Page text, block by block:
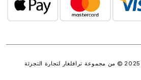
ترافلغار لتجارة التجزئة